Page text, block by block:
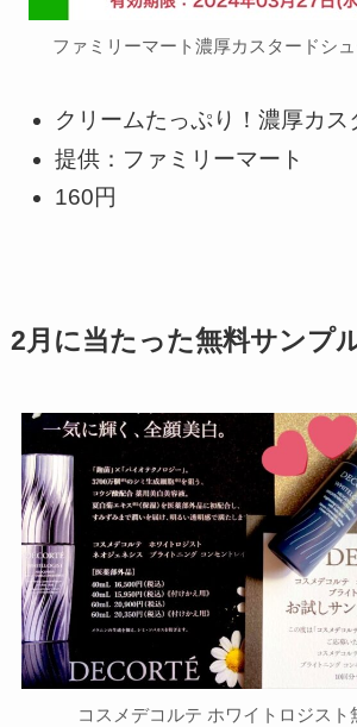
ファミリーマート濃厚カスタードシ
クリームたっぷり！濃厚カス
提供：ファミリーマート
160円
2月に当たった無料サンプ
コスメデコルテ ホワイトロジスト